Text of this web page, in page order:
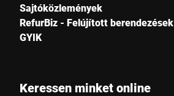
Sajtóközlemények
RefurBiz - Felújított berendezések
GYIK
Keressen minket online